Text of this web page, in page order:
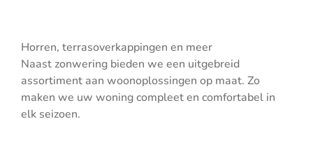
Horren, terrasoverkappingen en meer
Naast zonwering bieden we een uitgebreid
assortiment aan woonoplossingen op maat. Zo
maken we uw woning compleet en comfortabel in
elk seizoen.